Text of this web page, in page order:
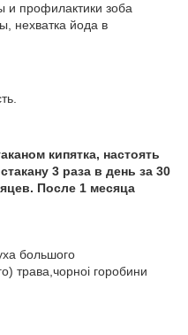
и профилактики зоба
нехватка йода в
кипятка, настоять
3 раза в день за 30
После 1 месяца
большого
трава,чорноі горобини